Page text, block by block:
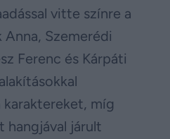
vitte színre a
Szemerédi
Ferenc és Kárpáti
míg
hangjával járult